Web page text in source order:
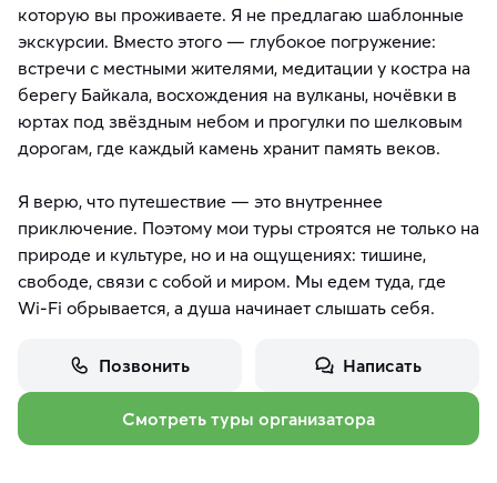
которую вы проживаете. Я не предлагаю шаблонные
экскурсии. Вместо этого — глубокое погружение:
встречи с местными жителями, медитации у костра на
берегу Байкала, восхождения на вулканы, ночёвки в
юртах под звёздным небом и прогулки по шелковым
дорогам, где каждый камень хранит память веков.
Я верю, что путешествие — это внутреннее
приключение. Поэтому мои туры строятся не только на
природе и культуре, но и на ощущениях: тишине,
свободе, связи с собой и миром. Мы едем туда, где
Wi-Fi обрывается, а душа начинает слышать себя.
Позвонить Написать
Смотреть туры организатора